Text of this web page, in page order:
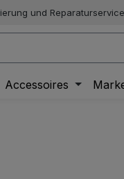
und Reparaturservice
Accessoires